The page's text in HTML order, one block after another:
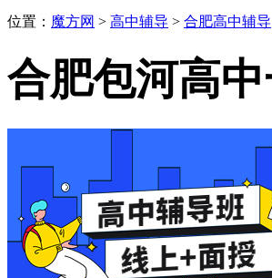
位置： 魔方网 > 高中辅导 > 合肥高中辅导
合肥包河高